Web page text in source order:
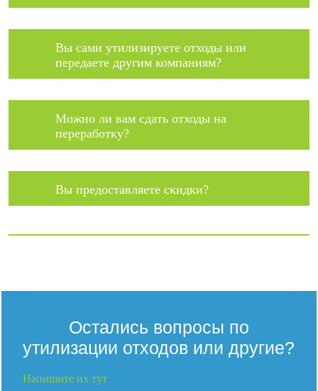
Вы сами утилизируете отходы или
передаете другим компаниям?
Можно ли вам сдать отходы на
переработку?
Вы предоставляете скидки?
Остались вопросы по
утилизации отходов или другие?
Напишите их тут